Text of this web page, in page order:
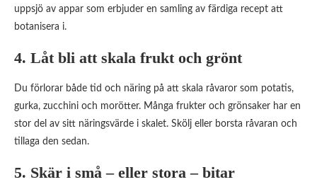
uppsjö av appar som erbjuder en samling av färdiga recept att
botanisera i.
4. Låt bli att skala frukt och grönt
Du förlorar både tid och näring på att skala råvaror som potatis,
gurka, zucchini och morötter. Många frukter och grönsaker har en
stor del av sitt näringsvärde i skalet. Skölj eller borsta råvaran och
tillaga den sedan.
5. Skär i små – eller stora – bitar